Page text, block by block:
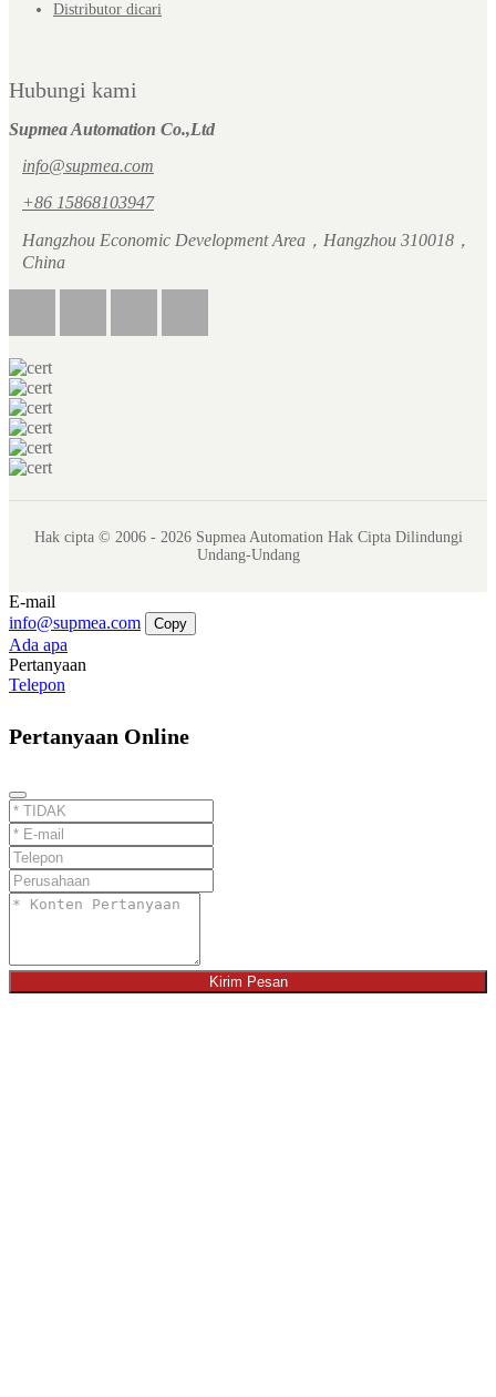
Distributor dicari
Hubungi kami
Supmea Automation Co.,Ltd
info@supmea.com
+86 15868103947
Hangzhou Economic Development Area，Hangzhou 310018，
China
Hak cipta © 2006 - 2026 Supmea Automation Hak Cipta Dilindungi
Undang-Undang
E-mail
info@supmea.com
Copy
Ada apa
Pertanyaan
Telepon
Pertanyaan Online
Kirim Pesan